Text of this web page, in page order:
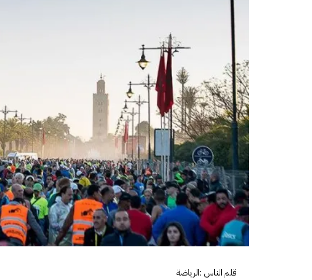
قلم الناس :الرياضة